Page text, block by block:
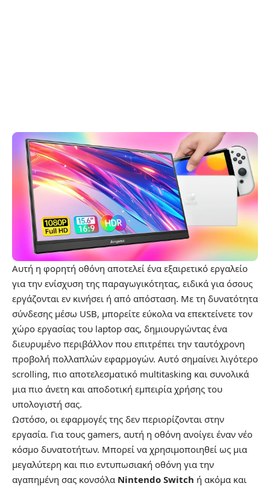
Αυτή η φορητή οθόνη αποτελεί ένα εξαιρετικό εργαλείο
για την ενίσχυση της παραγωγικότητας, ειδικά για όσους
εργάζονται εν κινήσει ή από απόσταση. Με τη δυνατότητα
σύνδεσης μέσω USB, μπορείτε εύκολα να επεκτείνετε τον
χώρο εργασίας του laptop σας, δημιουργώντας ένα
διευρυμένο περιβάλλον που επιτρέπει την ταυτόχρονη
προβολή πολλαπλών εφαρμογών. Αυτό σημαίνει λιγότερο
scrolling, πιο αποτελεσματικό multitasking και συνολικά
μια πιο άνετη και αποδοτική εμπειρία χρήσης του
υπολογιστή σας.
Ωστόσο, οι εφαρμογές της δεν περιορίζονται στην
εργασία. Για τους gamers, αυτή η οθόνη ανοίγει έναν νέο
κόσμο δυνατοτήτων. Μπορεί να χρησιμοποιηθεί ως μια
μεγαλύτερη και πιο εντυπωσιακή οθόνη για την
αγαπημένη σας κονσόλα Nintendo Switch ή ακόμα και